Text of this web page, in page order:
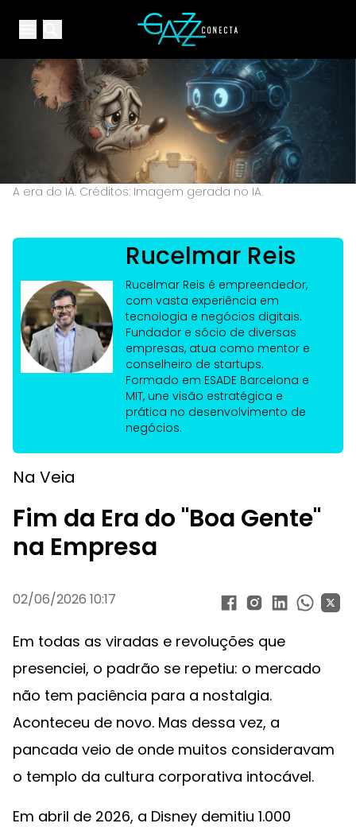
Open main menuYour Company
A era do IA. Créditos: Imagem gerada no IA.
Rucelmar Reis
Rucelmar Reis é empreendedor,
com vasta experiência em
tecnologia e negócios digitais.
Fundador e sócio de diversas
empresas, atua como mentor e
conselheiro de startups.
Formado em ESADE Barcelona e
MIT, une visão estratégica e
prática no desenvolvimento de
negócios.
Na Veia
Fim da Era do "Boa Gente"
na Empresa
02/06/2026 10:17
Em todas as viradas e revoluções que
presenciei, o padrão se repetiu: o mercado
não tem paciência para a nostalgia.
Aconteceu de novo. Mas dessa vez, a
pancada veio de onde muitos consideravam
o templo da cultura corporativa intocável.
Em abril de 2026, a Disney demitiu 1.000